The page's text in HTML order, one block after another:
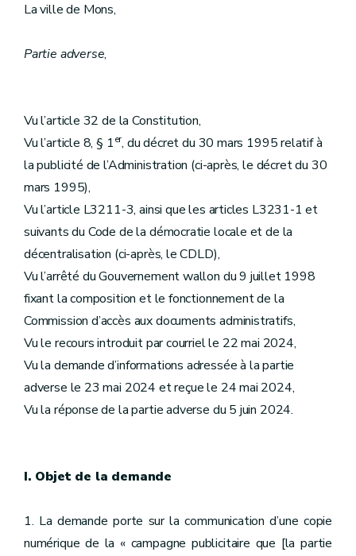
La ville de Mons,
Partie adverse,
Vu l’article 32 de la Constitution,
Vu l’article 8, § 1er, du décret du 30 mars 1995 relatif à
la publicité de l’Administration (ci-après, le décret du 30
mars 1995),
Vu l’article L3211-3, ainsi que les articles L3231-1 et
suivants du Code de la démocratie locale et de la
décentralisation (ci-après, le CDLD),
Vu l’arrêté du Gouvernement wallon du 9 juillet 1998
fixant la composition et le fonctionnement de la
Commission d’accès aux documents administratifs,
Vu le recours introduit par courriel le 22 mai 2024,
Vu la demande d’informations adressée à la partie
adverse le 23 mai 2024 et reçue le 24 mai 2024,
Vu la réponse de la partie adverse du 5 juin 2024.
I. Objet de la demande
1. La demande porte sur la communication d’une copie
numérique de la « campagne publicitaire que [la partie